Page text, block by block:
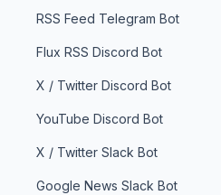
RSS Feed Telegram Bot
Flux RSS Discord Bot
X / Twitter Discord Bot
YouTube Discord Bot
X / Twitter Slack Bot
Google News Slack Bot